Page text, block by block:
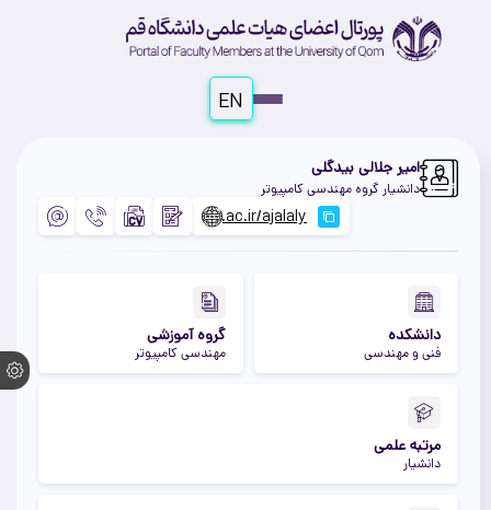
EN
امیر جلالی بیدگلی
دانشیار گروه مهندسی کامپیوتر
دانشکده
فنی و مهندسی
گروه آموزشی
مهندسی کامپیوتر
مرتبه علمی
دانشیار